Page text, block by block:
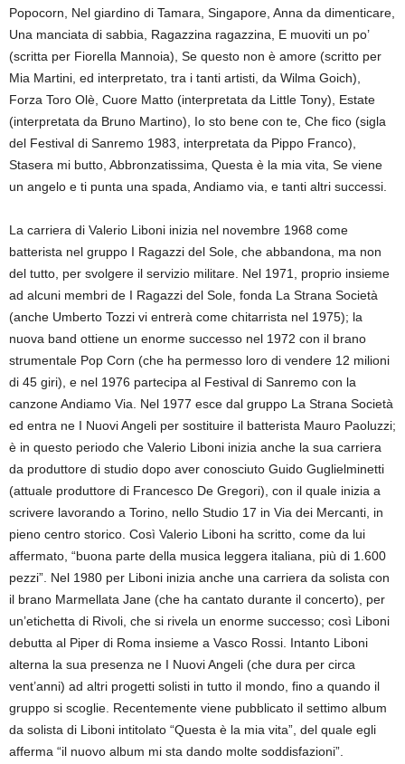
Popocorn, Nel giardino di Tamara, Singapore, Anna da dimenticare,
Una manciata di sabbia, Ragazzina ragazzina, E muoviti un po’
(scritta per Fiorella Mannoia), Se questo non è amore (scritto per
Mia Martini, ed interpretato, tra i tanti artisti, da Wilma Goich),
Forza Toro Olè, Cuore Matto (interpretata da Little Tony), Estate
(interpretata da Bruno Martino), Io sto bene con te, Che fico (sigla
del Festival di Sanremo 1983, interpretata da Pippo Franco),
Stasera mi butto, Abbronzatissima, Questa è la mia vita, Se viene
un angelo e ti punta una spada, Andiamo via, e tanti altri successi.
La carriera di Valerio Liboni inizia nel novembre 1968 come
batterista nel gruppo I Ragazzi del Sole, che abbandona, ma non
del tutto, per svolgere il servizio militare. Nel 1971, proprio insieme
ad alcuni membri de I Ragazzi del Sole, fonda La Strana Società
(anche Umberto Tozzi vi entrerà come chitarrista nel 1975); la
nuova band ottiene un enorme successo nel 1972 con il brano
strumentale Pop Corn (che ha permesso loro di vendere 12 milioni
di 45 giri), e nel 1976 partecipa al Festival di Sanremo con la
canzone Andiamo Via. Nel 1977 esce dal gruppo La Strana Società
ed entra ne I Nuovi Angeli per sostituire il batterista Mauro Paoluzzi;
è in questo periodo che Valerio Liboni inizia anche la sua carriera
da produttore di studio dopo aver conosciuto Guido Guglielminetti
(attuale produttore di Francesco De Gregori), con il quale inizia a
scrivere lavorando a Torino, nello Studio 17 in Via dei Mercanti, in
pieno centro storico. Così Valerio Liboni ha scritto, come da lui
affermato, “buona parte della musica leggera italiana, più di 1.600
pezzi”. Nel 1980 per Liboni inizia anche una carriera da solista con
il brano Marmellata Jane (che ha cantato durante il concerto), per
un’etichetta di Rivoli, che si rivela un enorme successo; così Liboni
debutta al Piper di Roma insieme a Vasco Rossi. Intanto Liboni
alterna la sua presenza ne I Nuovi Angeli (che dura per circa
vent’anni) ad altri progetti solisti in tutto il mondo, fino a quando il
gruppo si scoglie. Recentemente viene pubblicato il settimo album
da solista di Liboni intitolato “Questa è la mia vita”, del quale egli
afferma “il nuovo album mi sta dando molte soddisfazioni”.